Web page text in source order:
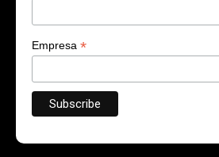
Empresa *